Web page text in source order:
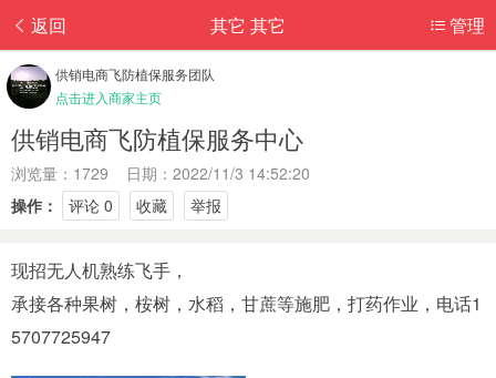
返回 管理
其它 其它
供销电商飞防植保服务团队
点击进入商家主页
供销电商飞防植保服务中心
浏览量：1729 日期：2022/11/3 14:52:20
操作：
评论 0 收藏 举报
现招无人机熟练飞手，
承接各种果树，桉树，水稻，甘蔗等施肥，打药作业，电话1
5707725947